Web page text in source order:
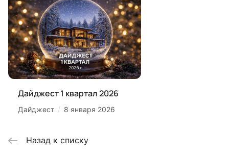
Дайджест 1 квартал 2026
Дайджест / 8 января 2026
Назад к списку